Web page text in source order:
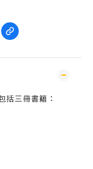
括三冊書籍：